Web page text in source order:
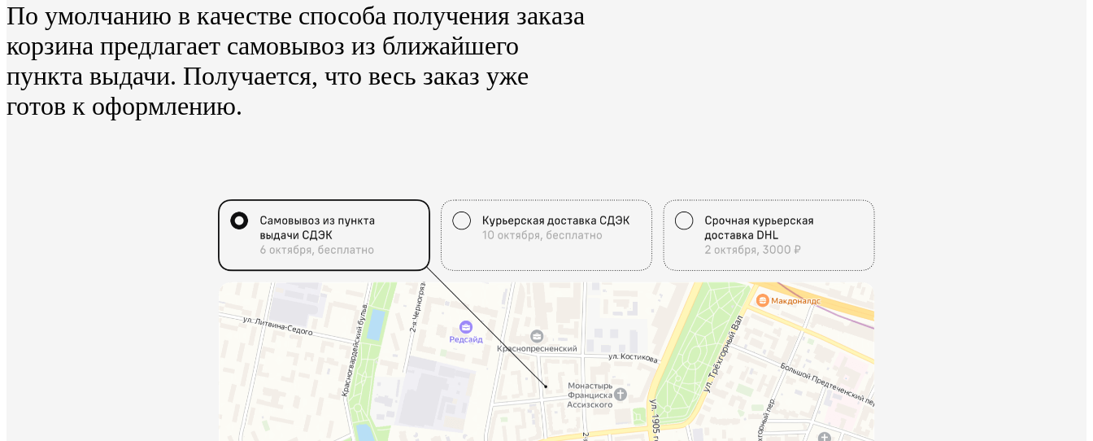
По умолчанию в качестве способа получения заказа
корзина предлагает самовывоз из ближайшего
пункта выдачи. Получается, что весь заказ уже
готов к оформлению.